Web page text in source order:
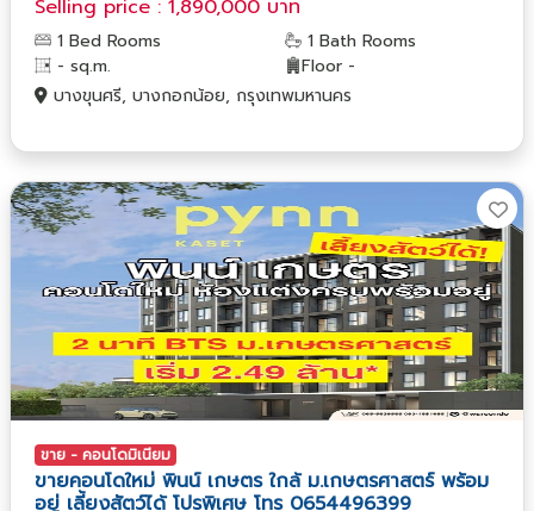
Selling price : 1,890,000 บาท
1 Bed Rooms
1 Bath Rooms
- sq.m.
Floor -
บางขุนศรี, บางกอกน้อย, กรุงเทพมหานคร
ขาย - คอนโดมิเนียม
ขายคอนโดใหม่ พินน์ เกษตร ใกล้ ม.เกษตรศาสตร์ พร้อม
อยู่ เลี้ยงสัตว์ได้ โปรพิเศษ โทร 0654496399